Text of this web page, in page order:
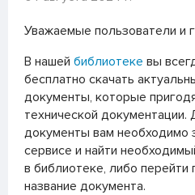
Уважаемые пользователи и
В нашей библиотеке вы
бесплатно скачать
документы, которые
технической документации.
документы вам необходимо
сервисе и найти
в библиотеке, либо перейти
название документа.